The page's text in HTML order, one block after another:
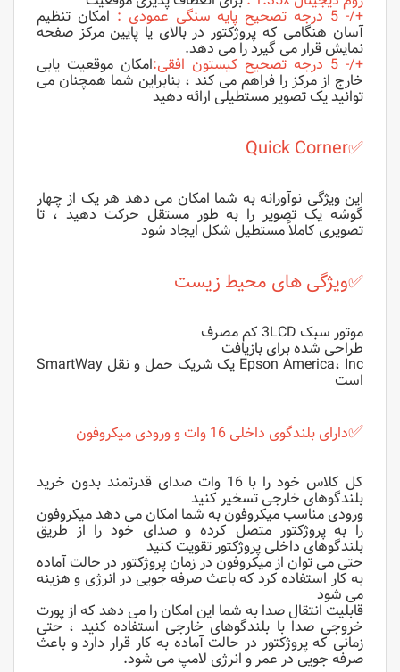
+/- 5 درجه تصحیح پایه سنگی عمودی : امکان تنظیم
آسان هنگامی که پروژکتور در بالای یا پایین مرکز صفحه
نمایش قرار می گیرد را می دهد.
+/- 5 درجه تصحیح کیستون افقی :امکان موقعیت یابی
خارج از مرکز را فراهم می کند ، بنابراین شما همچنان می
توانید یک تصویر مستطیلی ارائه دهید
✅
Quick Corner
این ویژگی نوآورانه به شما امکان می دهد هر یک از چهار
گوشه یک تصویر را به طور مستقل حرکت دهید ، تا
تصویری کاملاً مستطیل شکل ایجاد شود
✅ویژگی های محیط زیست
موتور سبک 3LCD کم مصرف
طراحی شده برای بازیافت
Epson America، Inc یک شریک حمل و نقل SmartWay
است
✅دارای بلندگوی داخلی 16 وات و ورودی میکروفون
کل کلاس خود را با 16 وات صدای قدرتمند بدون خرید
بلندگوهای خارجی تسخیر کنید
ورودی مناسب میکروفون به شما امکان می دهد میکروفون
را به پروژکتور متصل کرده و صدای خود را از طریق
بلندگوهای داخلی پروژکتور تقویت کنید
حتی می توان از میکروفون در زمان پروژکتور در حالت آماده
به کار استفاده کرد که باعث صرفه جویی در انرژی و هزینه
می شود
قابلیت انتقال صدا به شما این امکان را می دهد که از پورت
خروجی صدا با بلندگوهای خارجی استفاده کنید ، حتی
زمانی که پروژکتور در حالت آماده به کار قرار دارد و باعث
صرفه جویی در عمر و انرژی لامپ می شود.